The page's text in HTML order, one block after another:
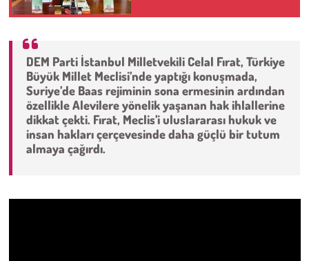
DEM Parti İstanbul Milletvekili Celal Fırat, Türkiye
Büyük Millet Meclisi’nde yaptığı konuşmada,
Suriye’de Baas rejiminin sona ermesinin ardından
özellikle Alevilere yönelik yaşanan hak ihlallerine
dikkat çekti. Fırat, Meclis’i uluslararası hukuk ve
insan hakları çerçevesinde daha güçlü bir tutum
almaya çağırdı.
Galeri
Günün İçinden
Vefat İlanları
Tarih
Hukuk